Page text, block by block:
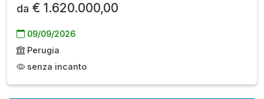
da € 1.620.000,00
09/09/2026
Perugia
senza incanto